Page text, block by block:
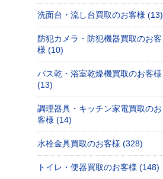
洗面台・流し台買取のお客様 (13)
防犯カメラ・防犯機器買取のお客
様 (10)
バス乾・浴室乾燥機買取のお客様
(13)
調理器具・キッチン家電買取のお
客様 (14)
水栓金具買取のお客様 (328)
トイレ・便器買取のお客様 (148)